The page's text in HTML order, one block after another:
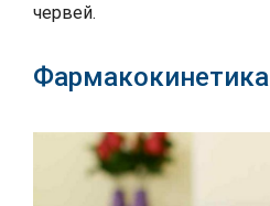
червей.
Фармакокинетика